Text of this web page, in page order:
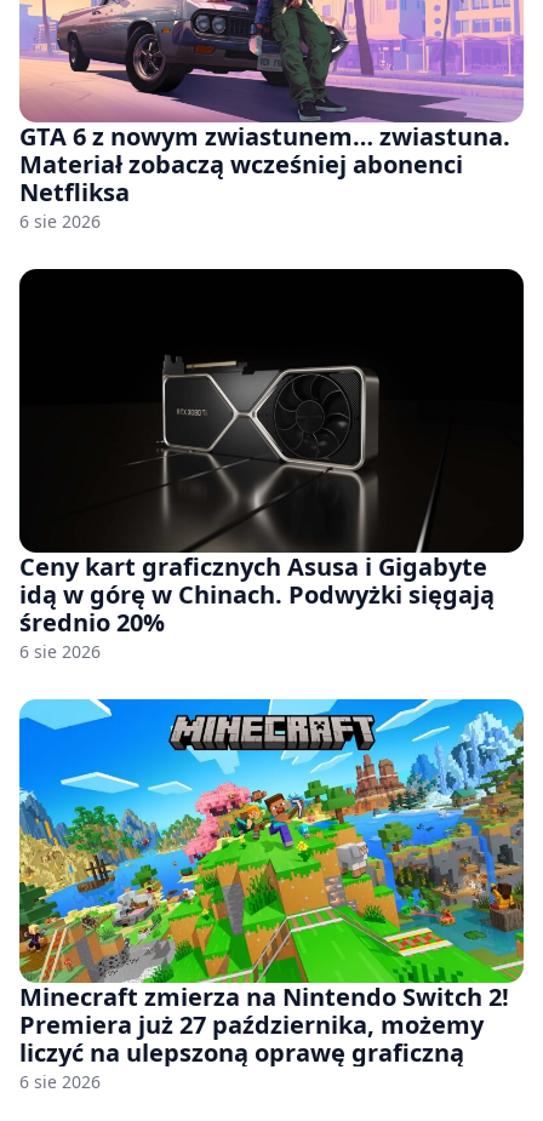
GTA 6 z nowym zwiastunem… zwiastuna.
Materiał zobaczą wcześniej abonenci
Netfliksa
6 sie 2026
Ceny kart graficznych Asusa i Gigabyte
idą w górę w Chinach. Podwyżki sięgają
średnio 20%
6 sie 2026
Minecraft zmierza na Nintendo Switch 2!
Premiera już 27 października, możemy
liczyć na ulepszoną oprawę graficzną
6 sie 2026